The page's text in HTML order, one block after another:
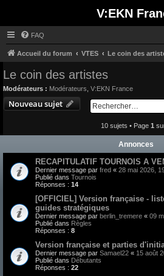
V:EKN
FAQ
Accueil du forum VTES Le coin des
Le coin des artistes
Modérateurs : Modérateurs V:EKN France
Nouveau sujet
10 sujets • Page 1
Annonces
RECAPITULATIF TOURNOIS A
Dernier message par fred « 28 mai 2026,
Publié dans Tournois
Réponses : 14
[OFFICIEL] Version française -
guides stratégiques
Dernier message par berlin_tremere « 09
Publié dans Règles
Réponses : 8
Version française et parties
Dernier message par Samael22 « 15 août
Publié dans Débutants
Réponses : 22